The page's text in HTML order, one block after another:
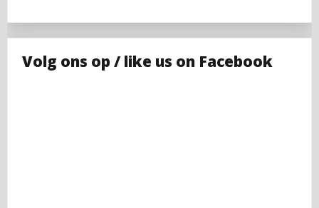
Volg ons op / like us on Facebook